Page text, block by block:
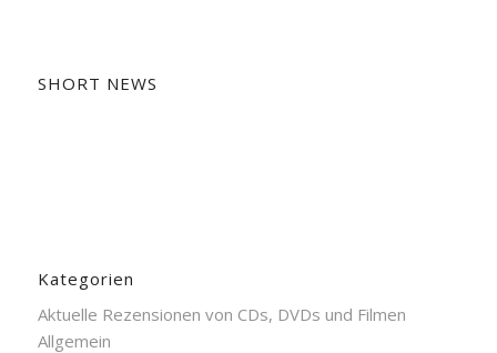
SHORT NEWS
Kategorien
Aktuelle Rezensionen von CDs, DVDs und Filmen
Allgemein